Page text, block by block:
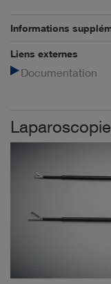
Informations
Liens externes
Documentation